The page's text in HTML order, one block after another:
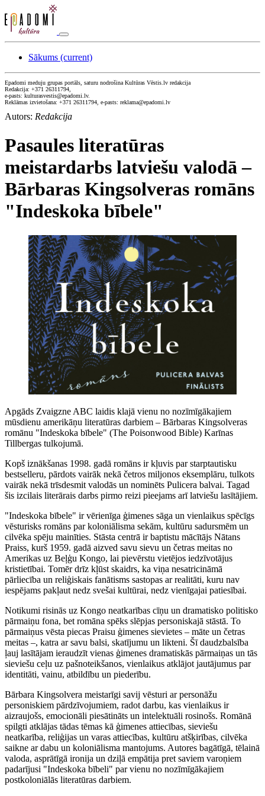
Sākums (current)
Epadomi meduju grupas portāls, saturu nodrošina Kultūras Vēstis.lv redakcija
Redakcija: +371 26311794,
e-pasts: kulturasvestis@epadomi.lv.
Reklāmas izvietošana: +371 26311794, e-pasts: reklama@epadomi.lv
Autors: Redakcija
Pasaules literatūras
meistardarbs latviešu valodā –
Bārbaras Kingsolveras romāns
"Indeskoka bībele"
Apgāds Zvaigzne ABC laidis klajā vienu no nozīmīgākajiem
mūsdienu amerikāņu literatūras darbiem – Bārbaras Kingsolveras
romānu "Indeskoka bībele" (The Poisonwood Bible) Karīnas
Tillbergas tulkojumā.
Kopš iznākšanas 1998. gadā romāns ir kļuvis par starptautisku
bestselleru, pārdots vairāk nekā četros miljonos eksemplāru, tulkots
vairāk nekā trīsdesmit valodās un nominēts Pulicera balvai. Tagad
šis izcilais literārais darbs pirmo reizi pieejams arī latviešu lasītājiem.
"Indeskoka bībele" ir vērienīga ģimenes sāga un vienlaikus spēcīgs
vēsturisks romāns par koloniālisma sekām, kultūru sadursmēm un
cilvēka spēju mainīties. Stāsta centrā ir baptistu mācītājs Nātans
Praiss, kurš 1959. gadā aizved savu sievu un četras meitas no
Amerikas uz Beļģu Kongo, lai pievērstu vietējos iedzīvotājus
kristietībai. Tomēr drīz kļūst skaidrs, ka viņa nesatricināmā
pārliecība un reliģiskais fanātisms sastopas ar realitāti, kuru nav
iespējams pakļaut nedz svešai kultūrai, nedz vienīgajai patiesībai.
Notikumi risinās uz Kongo neatkarības cīņu un dramatisko politisko
pārmaiņu fona, bet romāna spēks slēpjas personiskajā stāstā. To
pārmaiņus vēsta piecas Praisu ģimenes sievietes – māte un četras
meitas –, katra ar savu balsi, skatījumu un likteni. Šī daudzbalsība
ļauj lasītājam ieraudzīt vienas ģimenes dramatiskās pārmaiņas un tās
sieviešu ceļu uz pašnoteikšanos, vienlaikus atklājot jautājumus par
identitāti, vainu, atbildību un piederību.
Bārbara Kingsolvera meistarīgi savij vēsturi ar personāžu
personiskiem pārdzīvojumiem, radot darbu, kas vienlaikus ir
aizraujošs, emocionāli piesātināts un intelektuāli rosinošs. Romānā
spilgti atklājas tādas tēmas kā ģimenes attiecības, sieviešu
neatkarība, reliģijas un varas attiecības, kultūru atšķirības, cilvēka
saikne ar dabu un koloniālisma mantojums. Autores bagātīgā, tēlainā
valoda, asprātīgā ironija un dziļā empātija pret saviem varoņiem
padarījusi "Indeskoka bībeli" par vienu no nozīmīgākajiem
postkoloniālās literatūras darbiem.